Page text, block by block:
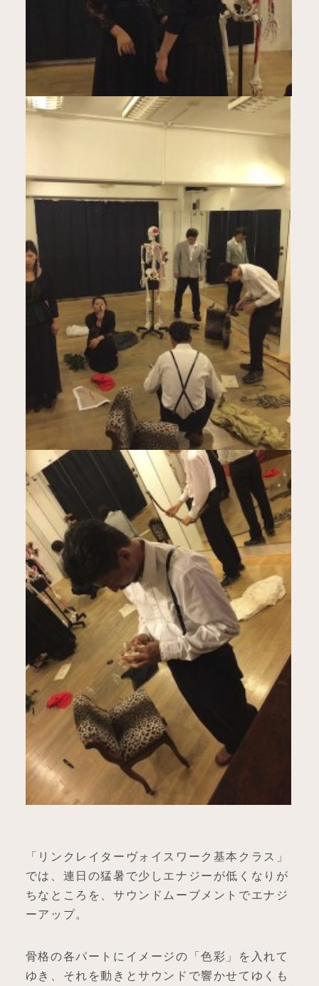
「リンクレイターヴォイスワーク基本クラス」
では、連日の猛暑で少しエナジーが低くなりが
ちなところを、サウンドムーブメントでエナジ
ーアップ。
骨格の各パートにイメージの「色彩」を入れて
ゆき、それを動きとサウンドで響かせてゆくも